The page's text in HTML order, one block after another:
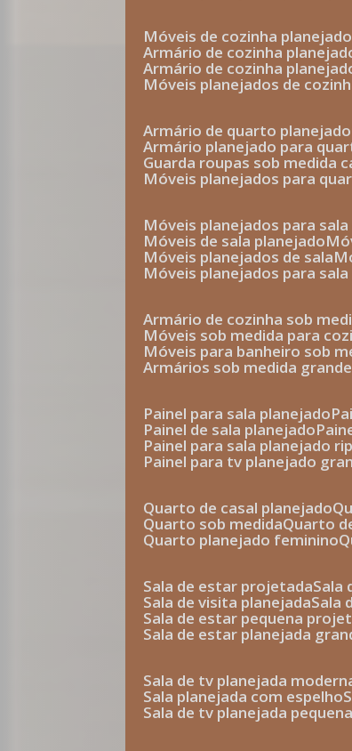
móveis de cozinha
armário de cozinha
armário de cozinha
móveis planejados de
armário de quarto planejado
armário planejado para
guarda roupas sob medida
móveis planejados para
móveis planejados para
móveis de sala planejado
móveis planejados de sala
móveis planejados para
armário de cozinha sob
móveis sob medida para
móveis para banheiro sob
armários sob medida
painel para sala planejado
painel de sala planejado
painel para sala planejado
painel para tv planejado
quarto de casal planejado
quarto sob medida quarto
quarto planejado feminino
sala de estar projetada
sala de visita planejada
sala de estar pequena
sala de estar planejada
sala de tv planejada
sala planejada com espelho
sala de tv planejada